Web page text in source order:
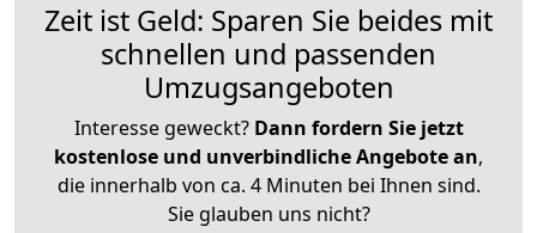
Zeit ist Geld: Sparen Sie beides mit
schnellen und passenden
Umzugsangeboten
Interesse geweckt? Dann fordern Sie jetzt
kostenlose und unverbindliche Angebote an,
die innerhalb von ca. 4 Minuten bei Ihnen sind.
Sie glauben uns nicht?